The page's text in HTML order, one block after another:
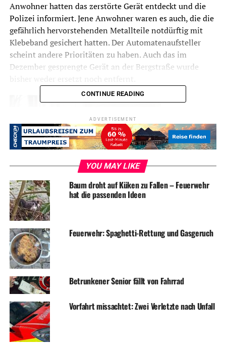
Anwohner hatten das zerstörte Gerät entdeckt und die
Polizei informiert. Jene Anwohner waren es auch, die die
gefährlich hervorstehenden Metallteile notdürftig mit
Klebeband gesichert hatten. Der Automatenaufsteller
scheint andere Prioritäten zu haben. Auch das im
Dezember gesprengte Gerät an der Bergstraße wurde
RELATED TOPICS:
SACHBESCHÄDIGUNG
UP NEXT
Kanufahrer musste aus der Ruhr gerettet werden
DON'T MISS
Unfallflucht: Kleintransporter beschädigt
CONTINUE READING
ADVERTISEMENT
YOU MAY LIKE
Baum droht auf Küken zu Fallen – Feuerwehr
hat die passenden Ideen
Feuerwehr: Spaghetti-Rettung und Gasgeruch
Betrunkener Senior fällt von Fahrrad
Vorfahrt missachtet: Zwei Verletzte nach Unfall